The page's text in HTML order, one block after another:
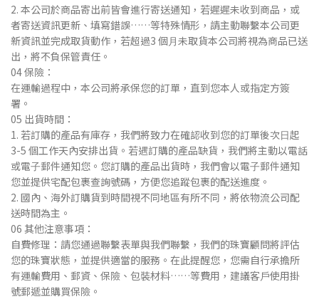
2. 本公司於商品寄出前皆會進⾏寄送通知，若遲遲未收到商品，或
者寄送資訊更新、填寫錯誤……等特殊情形，請主動聯繫本公司更
新資訊並完成取貨動作，若超過3 個⽉未取貨本公司將視為商品已送
出，將不負保管責任。
04 保險：
在運輸過程中，本公司將承保您的訂單，直到您本⼈或指定⽅簽
署。
05 出貨時間：
1. 若訂購的產品有庫存，我們將致⼒在確認收到您的訂單後次⽇起
3-5 個⼯作天內安排出貨。若遇訂購的產品缺貨，我們將主動以電話
或電⼦郵件通知您。您訂購的產品出貨時，我們會以電⼦郵件通知
您並提供宅配包裹查詢號碼，⽅便您追蹤包裹的配送進度。
2. 國內、海外訂購貨到時間視不同地區有所不同，將依物流公司配
送時間為主。
06 其他注意事項：
⾃費修理：請您通過聯繫表單與我們聯繫，我們的珠寶顧問將評估
您的珠寶狀態，並提供適當的服務。在此提醒您，您需⾃⾏承擔所
有運輸費⽤、郵資、保險、包裝材料……等費⽤，建議客⼾使⽤掛
號郵遞並購買保險。